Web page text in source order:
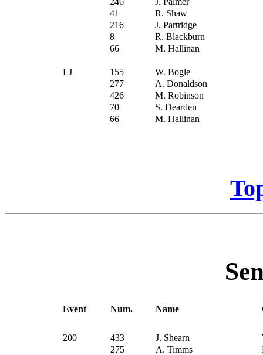
41
R. Shaw
216
J. Partridge
8
R. Blackburn
66
M. Hallinan
LJ 155
W. Bogle
277
A. Donaldson
426
M. Robinson
70
S. Dearden
66
M. Hallinan
Event Num. Name
200 433 J. Shearn
275
A. Timms